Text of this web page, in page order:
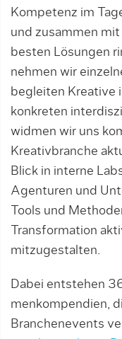
Kompetenz im
und zusammen
besten Lösun­gen
nehmen wir
begleiten Krea­tive
konkreten
wid­men wir uns
Kreativbranche
Blick in interne
Agenturen und
Tools und
Transformation
mitzugestalten.
Dabei entstehen
men­kom­pendien,
Branchen­events